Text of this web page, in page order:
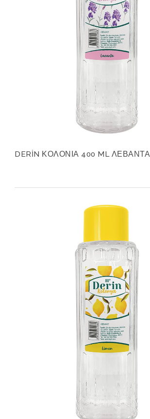
DERİN ΚΟΛΟΝΙΑ 400 ML ΛΕΒΑΝΤΑ